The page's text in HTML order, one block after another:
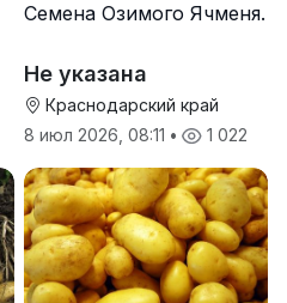
Семена Озимого Ячменя.
Не указана
Краснодарский край
8 июл 2026, 08:11 • 1 022